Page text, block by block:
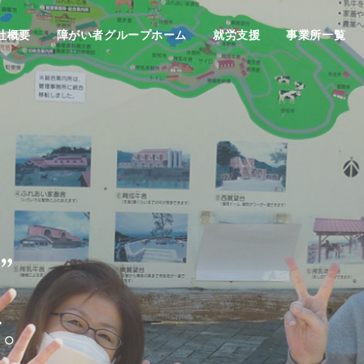
概要 障がい者グループホーム 就労支援 事業所一覧